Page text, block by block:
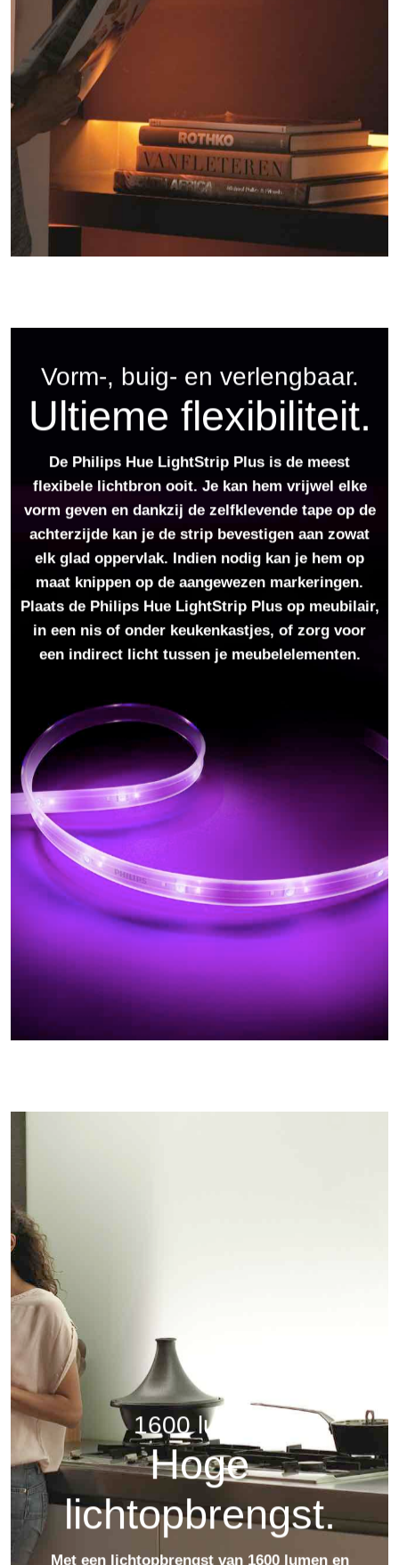
Vorm-, buig- en verlengbaar.
Ultieme flexibiliteit.
De Philips Hue LightStrip Plus is de meest
flexibele lichtbron ooit. Je kan hem vrijwel elke
vorm geven en dankzij de zelfklevende tape op de
achterzijde kan je de strip bevestigen aan zowat
elk glad oppervlak. Indien nodig kan je hem op
maat knippen op de aangewezen markeringen.
Plaats de Philips Hue LightStrip Plus op meubilair,
in een nis of onder keukenkastjes, of zorg voor
een indirect licht tussen je meubelelementen.
1600 lumen
Hoge
lichtopbrengst.